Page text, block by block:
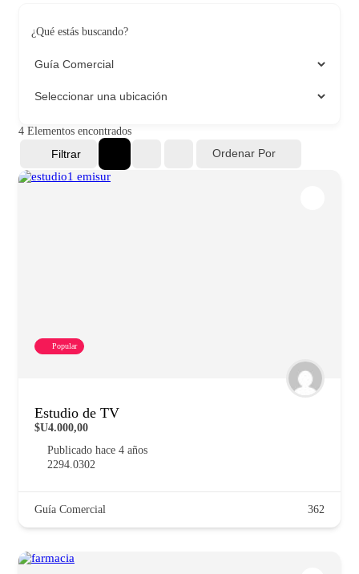
¿Qué estás buscando?
4 Elementos encontrados
Filtrar Ordenar Por
Popular
Estudio de TV
$U4.000,00
Publicado hace 4 años
2294.0302
Guía Comercial 362